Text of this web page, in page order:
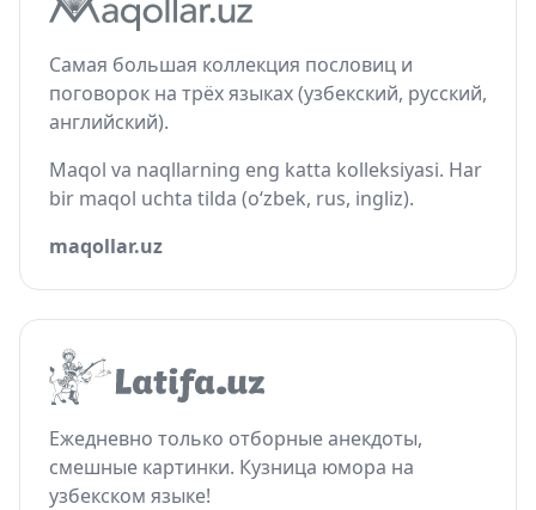
Самая большая коллекция пословиц и
поговорок на трёх языках (узбекский, русский,
английский).
Maqol va naqllarning eng katta kolleksiyasi. Har
bir maqol uchta tilda (o‘zbek, rus, ingliz).
maqollar.uz
Ежедневно только отборные анекдоты,
смешные картинки. Кузница юмора на
узбекском языке!